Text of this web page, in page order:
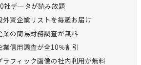
社データが読み放題
外資企業リストを毎週お届け
業の簡易財務調査が無料
業信用調査が全10％割引
ラフィック画像の社内利用が無料